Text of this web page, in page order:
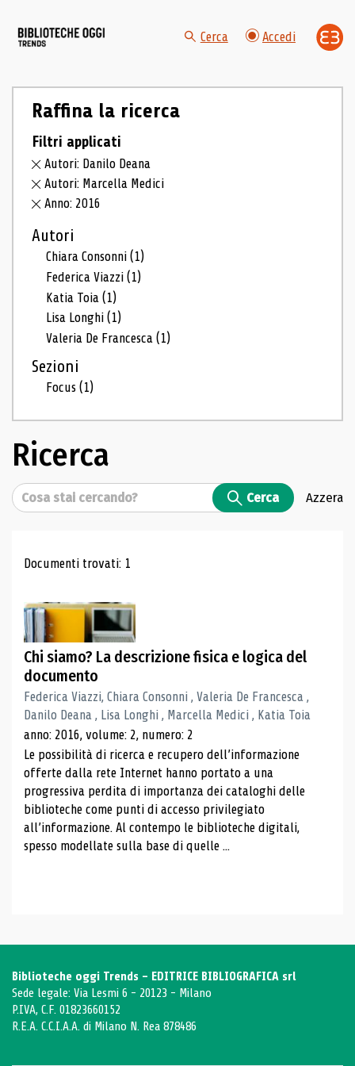
Cerca Accedi
Raffina la ricerca
Filtri applicati
Autori: Danilo Deana
Autori: Marcella Medici
Anno: 2016
Autori
Chiara Consonni(1)
Federica Viazzi(1)
Katia Toia(1)
Lisa Longhi(1)
Valeria De Francesca(1)
Sezioni
Focus(1)
Ricerca
Cerca Cerca Azzera
Risultati di ricerca
Documenti trovati: 1
Chi siamo? La descrizione fisica e logica del
documento
Federica Viazzi, Chiara Consonni , Valeria De Francesca ,
Danilo Deana , Lisa Longhi , Marcella Medici , Katia Toia
anno: 2016, volume: 2, numero: 2
Le possibilità di ricerca e recupero dell’informazione
offerte dalla rete Internet hanno portato a una
progressiva perdita di importanza dei cataloghi delle
biblioteche come punti di accesso privilegiato
all’informazione. Al contempo le biblioteche digitali,
spesso modellate sulla base di quelle ...
Biblioteche oggi Trends - EDITRICE BIBLIOGRAFICA srl
Sede legale: Via Lesmi 6 - 20123 - Milano
P.IVA, C.F. 01823660152
R.E.A. C.C.I.A.A. di Milano N. Rea 878486